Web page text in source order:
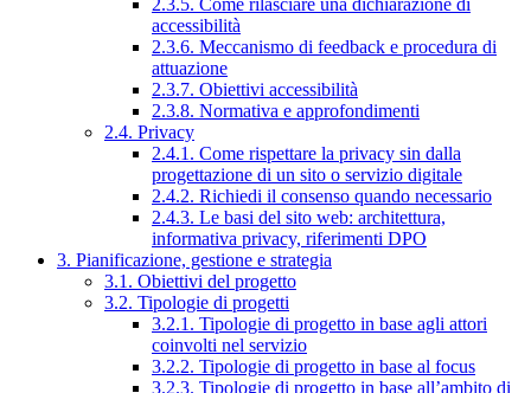
2.3.5. Come rilasciare una dichiarazione di
accessibilità
2.3.6. Meccanismo di feedback e procedura di
attuazione
2.3.7. Obiettivi accessibilità
2.3.8. Normativa e approfondimenti
2.4. Privacy
2.4.1. Come rispettare la privacy sin dalla
progettazione di un sito o servizio digitale
2.4.2. Richiedi il consenso quando necessario
2.4.3. Le basi del sito web: architettura,
informativa privacy, riferimenti DPO
3. Pianificazione, gestione e strategia
3.1. Obiettivi del progetto
3.2. Tipologie di progetti
3.2.1. Tipologie di progetto in base agli attori
coinvolti nel servizio
3.2.2. Tipologie di progetto in base al focus
3.2.3. Tipologie di progetto in base all’ambito di